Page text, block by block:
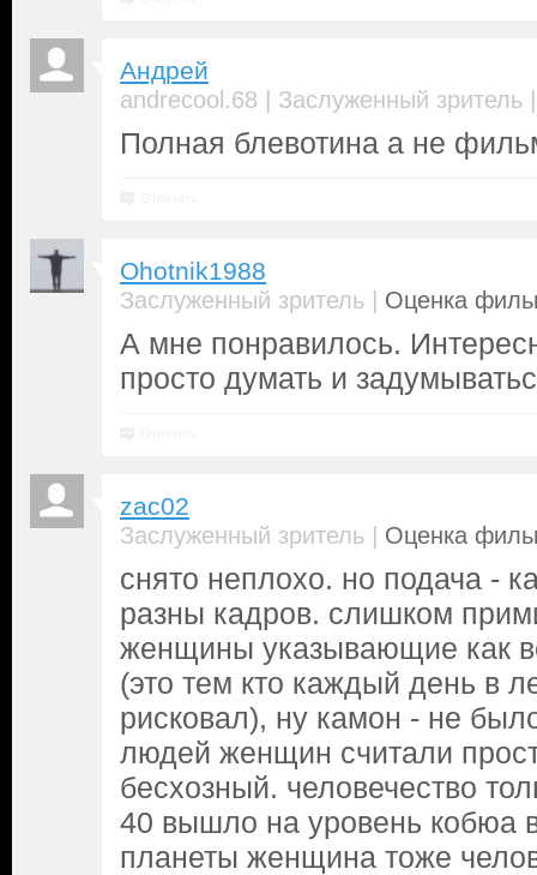
Андрей
andrecool.68 | Заслуженный зритель
Полная блевотина а не
Ohotnik1988
Заслуженный зритель | Оценка
А мне понравилось.
просто думать и
zac02
Заслуженный зритель | Оценка
снято неплохо. но подача -
разны кадров. слишком
женщины указывающие как
(это тем кто каждый день в
рисковал), ну камон - не
людей женщин считали
бесхозный. человечество
40 вышло на уровень кобюа
планеты женщина тоже